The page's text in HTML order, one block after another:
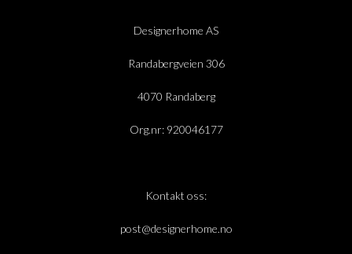
Designerhome AS
Randabergveien 306
4070 Randaberg
Org.nr: 920046177
Kontakt oss:
post@designerhome.no